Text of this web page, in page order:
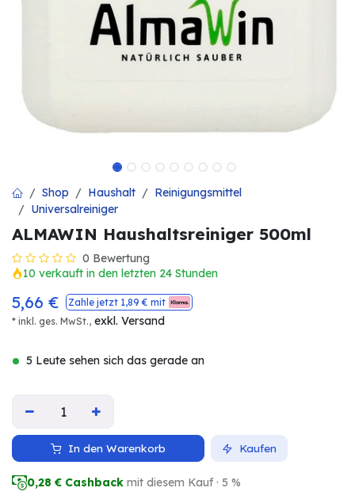
Shop Haushalt
Reinigungsmittel
Universalreiniger
ALMAWIN Haushaltsreiniger 500ml
0 Bewertung
10 verkauft in den letzten 24 Stunden
5,66 € Zahle jetzt 1,89 € mit
* inkl. ges. MwSt., exkl. Versand
5 Leute sehen sich das gerade an
In den Warenkorb Kaufen
0,28 € Cashback mit diesem Kauf · 5 %